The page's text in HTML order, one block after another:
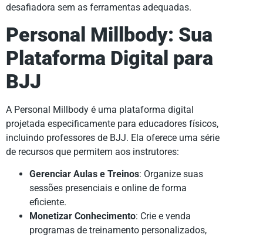
desafiadora sem as ferramentas adequadas.
Personal Millbody: Sua
Plataforma Digital para
BJJ
A Personal Millbody é uma plataforma digital
projetada especificamente para educadores físicos,
incluindo professores de BJJ. Ela oferece uma série
de recursos que permitem aos instrutores:
Gerenciar Aulas e Treinos: Organize suas
sessões presenciais e online de forma
eficiente.
Monetizar Conhecimento: Crie e venda
programas de treinamento personalizados,